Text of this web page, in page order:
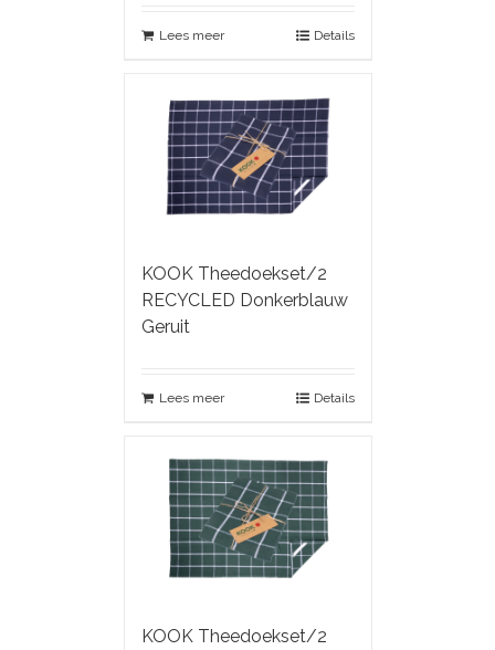
Lees meer Details
KOOK Theedoekset/2
RECYCLED Donkerblauw
Geruit
Lees meer Details
KOOK Theedoekset/2